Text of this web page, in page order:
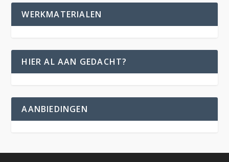
WERKMATERIALEN
HIER AL AAN GEDACHT?
AANBIEDINGEN